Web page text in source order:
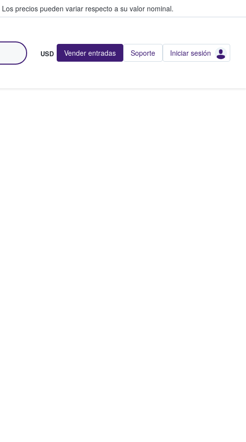
Los precios pueden variar respecto a su valor nominal.
USD Vender entradas Soporte Iniciar sesión